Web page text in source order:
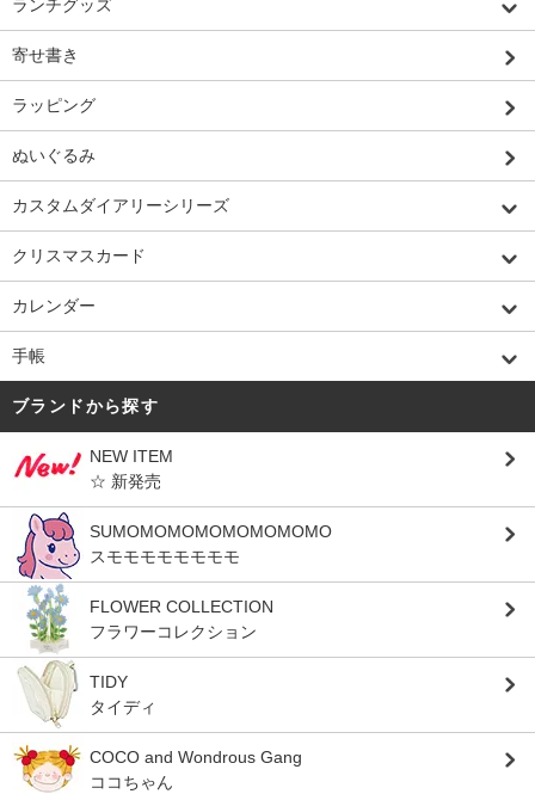
ランチグッズ
寄せ書き
ラッピング
ぬいぐるみ
カスタムダイアリーシリーズ
クリスマスカード
カレンダー
手帳
ブランドから探す
NEW ITEM
☆ 新発売
SUMOMOMOMOMOMOMOMO
スモモモモモモモモ
FLOWER COLLECTION
フラワーコレクション
TIDY
タイディ
COCO and Wondrous Gang
ココちゃん